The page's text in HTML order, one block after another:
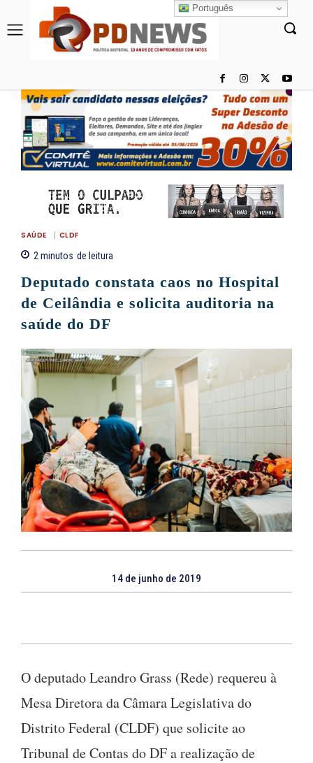
SAÚDE CLDF
2minutos de leitura
Deputado constata caos no Hospital
de Ceilândia e solicita auditoria na
saúde do DF
14 de junho de 2019
O deputado Leandro Grass (Rede) requereu à
Mesa Diretora da Câmara Legislativa do
Distrito Federal (CLDF) que solicite ao
Tribunal de Contas do DF a realização de
Português